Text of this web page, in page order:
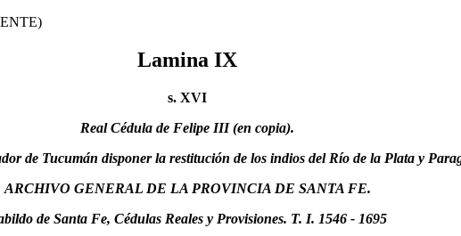
Lamina IX
s. XVI
Real Cédula de Felipe III (en copia).
de Tucumán disponer la restitución de los indios del Río de la Plata y
ARCHIVO GENERAL DE LA PROVINCIA DE SANTA FE.
de Santa Fe, Cédulas Reales y Provisiones. T. I. 1546 - 1695